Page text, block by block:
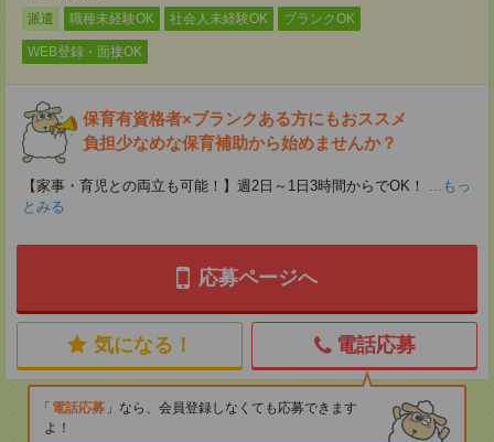
派遣
職種未経験OK 社会人未経験OK ブランクOK
WEB登録・面接OK
保育有資格者×ブランクある方にもおススメ
負担少なめな保育補助から始めませんか？
【家事・育児との両立も可能！】週2日～1日3時間からでOK！
...もっ
とみる
応募ページへ
気になる！ 電話応募
電話応募
なら、会員登録しなくても応募できます
よ！